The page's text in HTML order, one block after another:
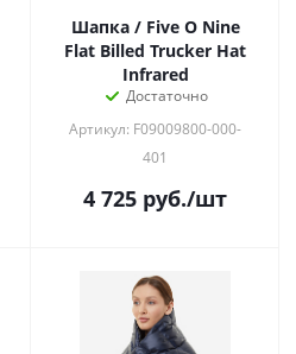
Шапка / Five O Nine
Flat Billed Trucker Hat
Infrared
Достаточно
Артикул: F09009800-000-
401
4 725 руб./шт